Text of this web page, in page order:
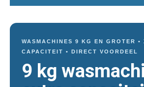
WASMACHINES 9 KG EN GROTER •
CAPACITEIT • DIRECT VOORDEEL
9 kg